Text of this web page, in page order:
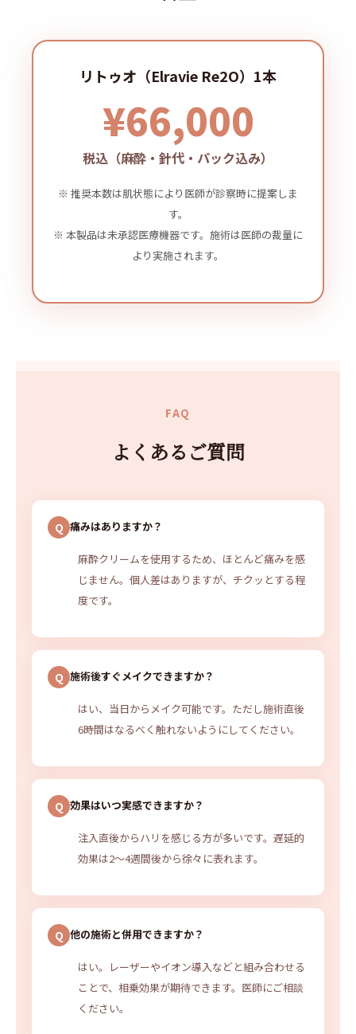
リトゥオ（Elravie Re2O）1本
¥66,000
税込（麻酔・針代・パック込み）
※ 推奨本数は肌状態により医師が診察時に提案しま
す。
※ 本製品は未承認医療機器です。施術は医師の裁量に
より実施されます。
FAQ
よくあるご質問
痛みはありますか？
麻酔クリームを使用するため、ほとんど痛みを感
じません。個人差はありますが、チクッとする程
度です。
施術後すぐメイクできますか？
はい、当日からメイク可能です。ただし施術直後
6時間はなるべく触れないようにしてください。
効果はいつ実感できますか？
注入直後からハリを感じる方が多いです。遅延的
効果は2〜4週間後から徐々に表れます。
他の施術と併用できますか？
はい。レーザーやイオン導入などと組み合わせる
ことで、相乗効果が期待できます。医師にご相談
ください。